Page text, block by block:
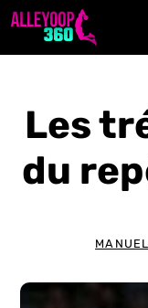
Aller
Les
du